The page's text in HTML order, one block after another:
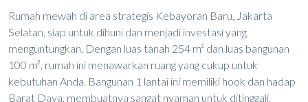
Rumah mewah di area strategis Kebayoran Baru, Jakarta
Selatan, siap untuk dihuni dan menjadi investasi yang
menguntungkan. Dengan luas tanah 254 m² dan luas bangunan
100 m², rumah ini menawarkan ruang yang cukup untuk
kebutuhan Anda. Bangunan 1 lantai ini memiliki hook dan hadap
Barat Daya, membuatnya sangat nyaman untuk ditinggali.